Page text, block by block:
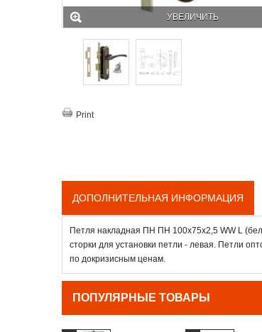
УВЕЛИЧИТЬ
Print
ДОПОЛНИТЕЛЬНАЯ ИНФОРМАЦИЯ
Петля накладная ПН ПН 100х75х2,5 WW L
сторки для установки петли - левая. Петли
по докризисным ценам.
ПОПУЛЯРНЫЕ ТОВАРЫ